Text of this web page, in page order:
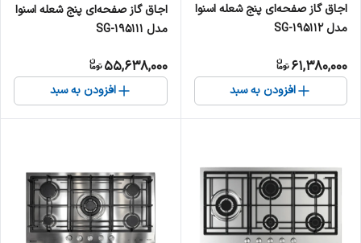
اجاق گاز صفحه‌ای پنج شعله اسنوا
مدل SG-195112
61,380,000
افزودن به سبد
اجاق گاز صفحه‌ای پنج شعله اسنوا
مدل SG-195111
55,638,000
افزودن به سبد